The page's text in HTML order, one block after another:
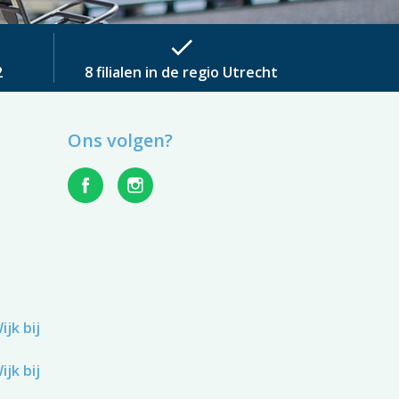
check
8 filialen in de regio Utrecht
bij
bij
Ons volgen?